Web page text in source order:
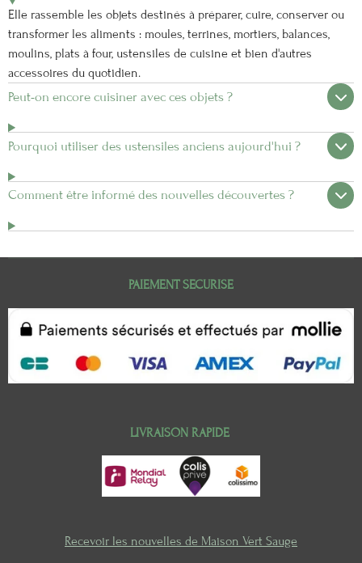
Elle rassemble les objets destinés à préparer, cuire, conserver ou
transformer les aliments : moules, terrines, mortiers, balances,
moulins, plats à four, ustensiles de cuisine et bien d'autres
accessoires du quotidien.
Peut-on encore cuisiner avec ces objets ?
Pourquoi utiliser des ustensiles anciens aujourd'hui ?
Comment être informé des nouvelles découvertes ?
PAIEMENT SECURISE
LIVRAISON RAPIDE
Recevoir les nouvelles de Maison Vert Sauge